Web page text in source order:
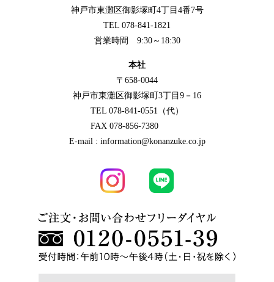
神戸市東灘区御影塚町4丁目4番7号
TEL 078-841-1821
営業時間 9:30～18:30
本社
〒658-0044
神戸市東灘区御影塚町3丁目9－16
TEL 078-841-0551（代）
FAX 078-856-7380
E-mail : information@konanzuke.co.jp